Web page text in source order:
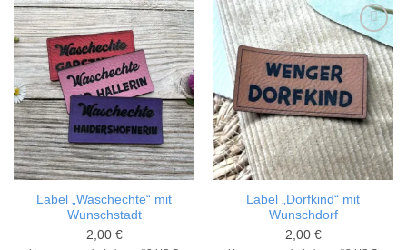
Add to
wishlist
Label „Waschechte“ mit
Wunschstadt
2,00 €
Add to
wishlist
Label „Dorfkind“ mit
Wunschdorf
2,00 €